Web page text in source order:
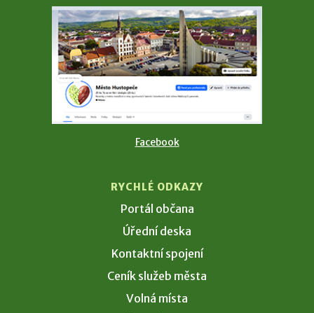
Facebook
RYCHLÉ ODKAZY
Portál občana
Úřední deska
Kontaktní spojení
Ceník služeb města
Volná místa